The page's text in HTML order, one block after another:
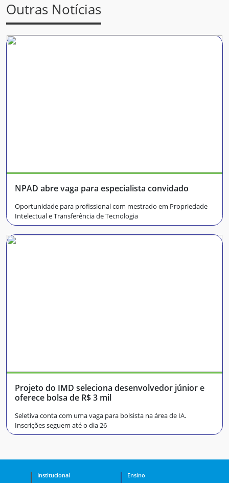
Outras Notícias
NPAD abre vaga para especialista convidado
Oportunidade para profissional com mestrado em Propriedade
Intelectual e Transferência de Tecnologia
Projeto do IMD seleciona desenvolvedor júnior e
oferece bolsa de R$ 3 mil
Seletiva conta com uma vaga para bolsista na área de IA.
Inscrições seguem até o dia 26
Institucional
Ensino